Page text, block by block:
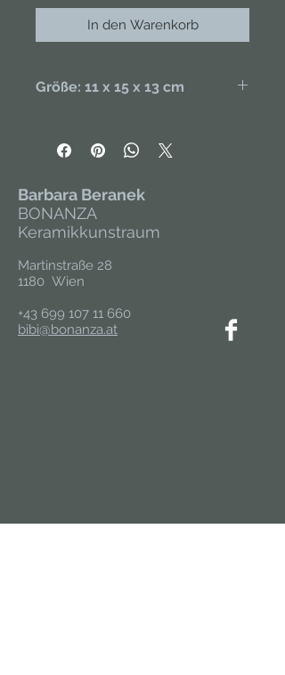
In den Warenkorb
Größe: 11 x 15 x 13 cm
handbemalt, glasiert. Unikat.
Barbara Beranek
BONANZA
Keramikkunstraum
Martinstraße 28
1180 Wien
+43 699 107 11 660
bibi@bonanza.at